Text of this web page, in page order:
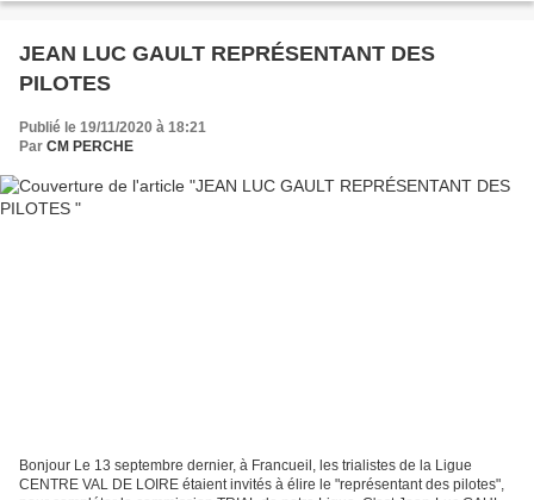
JEAN LUC GAULT REPRÉSENTANT DES
PILOTES
Publié le 19/11/2020 à 18:21
Par CM PERCHE
Bonjour Le 13 septembre dernier, à Francueil, les trialistes de la Ligue
CENTRE VAL DE LOIRE étaient invités à élire le "représentant des pilotes",